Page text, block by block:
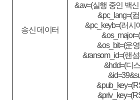
송신 데이터
&av=(실행 중인 백
&pc_lang=(
&pc_keyb=(러시
&os_bit=(운
&ransom_id=(랜
&hdd=(디